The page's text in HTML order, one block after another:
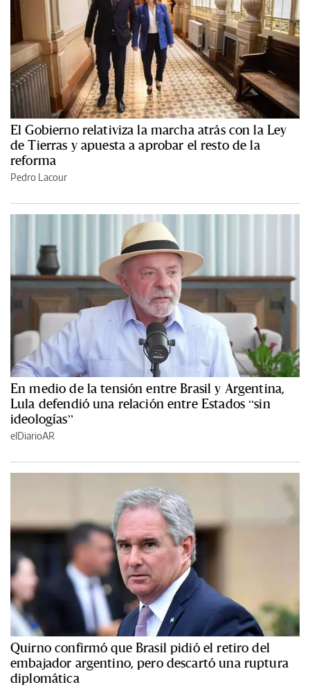
El Gobierno relativiza la marcha atrás con la Ley
de Tierras y apuesta a aprobar el resto de la
reforma
Pedro Lacour
En medio de la tensión entre Brasil y Argentina,
Lula defendió una relación entre Estados “sin
ideologías”
elDiarioAR
Quirno confirmó que Brasil pidió el retiro del
embajador argentino, pero descartó una ruptura
diplomática